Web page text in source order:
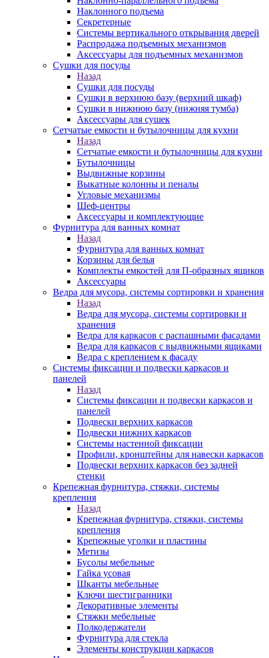
Наклонного подъема
Секретерные
Системы вертикального открывания дверей
Распродажа подъемных механизмов
Аксессуары для подъемных механизмов
Сушки для посуды
Назад
Сушки для посуды
Сушки в верхнюю базу (верхний шкаф)
Сушки в нижнюю базу (нижняя тумба)
Аксессуары для сушек
Сетчатые емкости и бутылочницы для кухни
Назад
Сетчатые емкости и бутылочницы для кухни
Бутылочницы
Выдвижные корзины
Выкатные колонны и пеналы
Угловые механизмы
Шеф-центры
Аксессуары и комплектующие
Фурнитура для ванных комнат
Назад
Фурнитура для ванных комнат
Корзины для белья
Комплекты емкостей для П-образных ящиков
Аксессуары
Ведра для мусора, системы сортировки и хранения
Назад
Ведра для мусора, системы сортировки и
хранения
Ведра для каркасов с распашными фасадами
Ведра для каркасов с выдвижными ящиками
Ведра с креплением к фасаду
Системы фиксации и подвески каркасов и
панелей
Назад
Системы фиксации и подвески каркасов и
панелей
Подвески верхних каркасов
Подвески нижних каркасов
Системы настенной фиксации
Профили, кронштейны для навески каркасов
Подвески верхних каркасов без задней
стенки
Крепежная фурнитура, стяжки, системы
крепления
Назад
Крепежная фурнитура, стяжки, системы
крепления
Крепежные уголки и пластины
Метизы
Бусолы мебельные
Гайка усовая
Шканты мебельные
Ключи шестигранники
Декоративные элементы
Стяжки мебельные
Полкодержатели
Фурнитура для стекла
Элементы конструкции каркасов